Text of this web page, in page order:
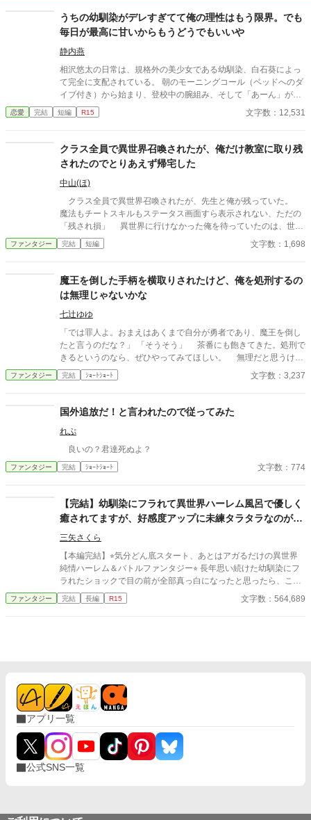
うちの幼馴染がデレすぎてて俺の理性はもう限界。でも
毎日が最高に甘いからもうどうでもいいや
静内燕
相沢悠太の日常は、規格外の美少女である幼馴染、白石葵によっ
て完全に支配されている。 朝のモーニングコール（ベッドへのダ
イブ付き）から始まり、登校中の腕組み、そして「あーん」が義
務付けられた手作り弁当。誰もが羨むラブラブっぷりだが、悠太
はこれを「家族愛」だと頑なに誤解（無視）している。 「ゆーた
の一途。周囲の冷やかしや、葵を狙う男子生徒のプレッシャーが
高まる中、悠太の**「幼馴染フィルター」**はついに限界を迎え
る。 この溺愛っぷり、いつまで「家族」で通せるのか？ 甘すぎる
日常が、悠太の鈍感な理性を溶かし尽くす――最初からクライマ
ックスの、超高濃度イチャイチャ・ラブコメ、開幕！
恋愛 完結 短編 R15 文字数：12,531
クラス全員で異世界召喚されたが、俺だけ教室に取り残
されたのでとりあえず帰宅した
中山(ほ)
クラス全員で異世界召喚されたが、先生と俺が残っていた。
魔法もチートスキルもステータス画面すら表示されない、ただの
「残され損」 異世界に行けなかった俺を待っていたのは、世知
辛い現実だった。 AI使用状況 GoogleのGeminiさん使ってます〜
誤字脱字チェックと調べ物お願いしてます
ファンタジー 完結 短編 文字数：1,698
魔王を倒した手柄を横取りされたけど、俺を処刑するの
は無理じゃないかな
七辻ゆゆ
「では罪人よ。おまえはあくまで自分が勇者であり、魔王を倒し
たと言うのだな？」 「そうそう」 茶番にも飽きてきた。処刑で
きるというのなら、ぜひやってみてほしい。 無理だと思うけ
ど。
ファンタジー 完結 ｼｮｰﾄｼｮｰﾄ 文字数：3,237
国外追放だ！と言われたので従ってみた
れぷ
良いの？君達死ぬよ？
ファンタジー 完結 ｼｮｰﾄｼｮｰﾄ 文字数：774
【完結】幼馴染にフラれて異世界ハーレム風呂で優しく
癒されてますが、好感度アップに未練タラタラなのが役
立ってるとは気付かず、世界を救いました。
三矢さくら
【本編完結】⭐︎気分どん底スタート、あとはアガるだけの異世界
純情ハーレム＆バトルファンタジー⭐︎ 長年思い続けた幼馴染にフ
ラれたショックで目の前が全部真っ白になったと思ったら、これ
異世界召喚ですか!? しかも、フラれたばかりのダダ凹みなのに、
まさかのハーレム展開。まったくそんな気分じゃないのに、それ
で、眠りっ放し。 とにかく、俺を取り囲んでる女子たちと、お城
の皆さんの気持ちをまとめて闘うしかない！ フラれたばかりで、
そんな気分じゃないんだけどなぁ！
ファンタジー 完結 長編 R15 文字数：564,689
アプリ一覧
公式SNS一覧